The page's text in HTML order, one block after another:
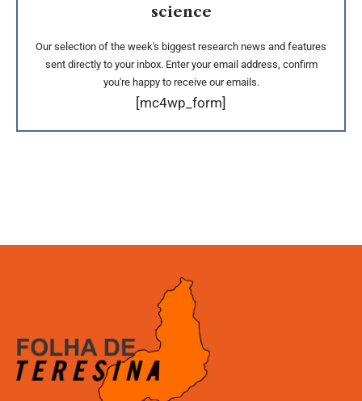
science
Our selection of the week's biggest research news and features
sent directly to your inbox. Enter your email address, confirm
you're happy to receive our emails.
[mc4wp_form]